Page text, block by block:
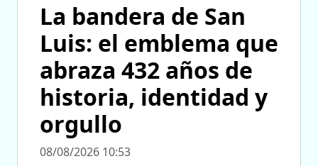
La bandera de San
Luis: el emblema que
abraza 432 años de
historia, identidad y
orgullo
08/08/2026 10:53